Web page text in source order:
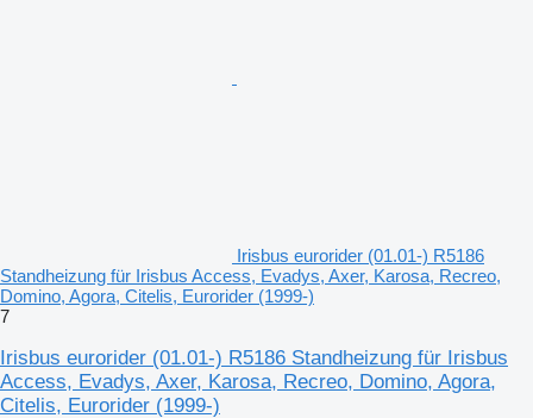
Irisbus eurorider (01.01-) R5186
Standheizung für Irisbus Access, Evadys, Axer, Karosa, Recreo,
Domino, Agora, Citelis, Eurorider (1999-)
7
Irisbus eurorider (01.01-) R5186 Standheizung für Irisbus
Access, Evadys, Axer, Karosa, Recreo, Domino, Agora,
Citelis, Eurorider (1999-)